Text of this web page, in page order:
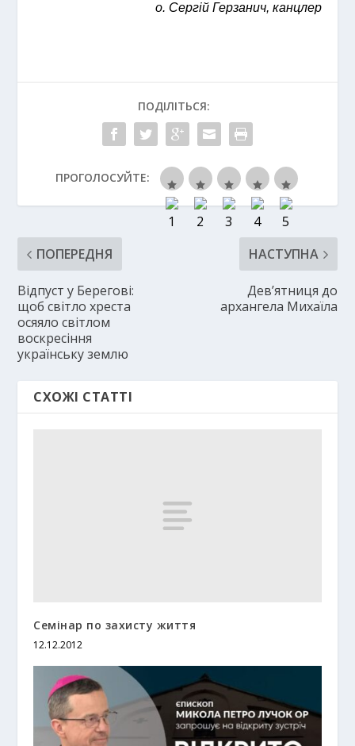
о. Сергій Герзанич, канцлер
ПОДІЛІТЬСЯ:
ПРОГОЛОСУЙТЕ:
ПОПЕРЕДНЯ
Відпуст у Берегові:
щоб світло хреста
осяяло світлом
воскресіння
українську землю
НАСТУПНА
Дев’ятниця до
архангела Михаїла
СХОЖІ СТАТТІ
Семінар по захисту життя
12.12.2012